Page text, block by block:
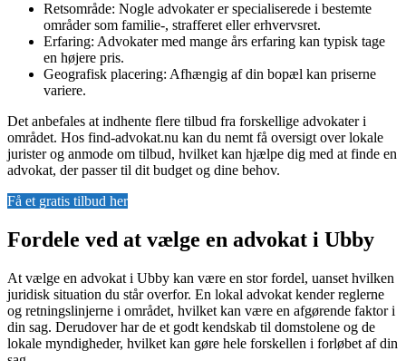
Retsområde: Nogle advokater er specialiserede i bestemte
områder som familie-, strafferet eller erhvervsret.
Erfaring: Advokater med mange års erfaring kan typisk tage
en højere pris.
Geografisk placering: Afhængig af din bopæl kan priserne
variere.
Det anbefales at indhente flere tilbud fra forskellige advokater i
området. Hos find-advokat.nu kan du nemt få oversigt over lokale
jurister og anmode om tilbud, hvilket kan hjælpe dig med at finde en
advokat, der passer til dit budget og dine behov.
Få et gratis tilbud her
Fordele ved at vælge en advokat i Ubby
At vælge en advokat i Ubby kan være en stor fordel, uanset hvilken
juridisk situation du står overfor. En lokal advokat kender reglerne
og retningslinjerne i området, hvilket kan være en afgørende faktor i
din sag. Derudover har de et godt kendskab til domstolene og de
lokale myndigheder, hvilket kan gøre hele forskellen i forløbet af din